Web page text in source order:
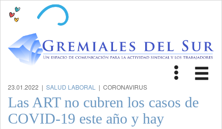
Toggle
23.01.2022 | SALUD LABORAL | CORONAVIRUS
Las ART no cubren los casos de
COVID-19 este año y hay